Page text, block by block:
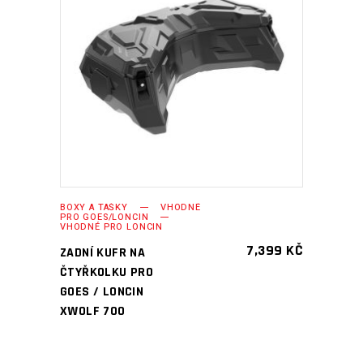
PŘIDAT DO KOŠÍKU
BOXY A TAŠKY VHODNÉ
PRO GOES/LONCIN
VHODNÉ PRO LONCIN
ZADNÍ KUFR NA
ČTYŘKOLKU PRO
GOES / LONCIN
XWOLF 700
7,399 KČ